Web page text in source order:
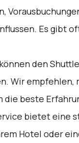
Es gibt
den
Wir empfehlen,
die beste
bietet eine
Hotel oder